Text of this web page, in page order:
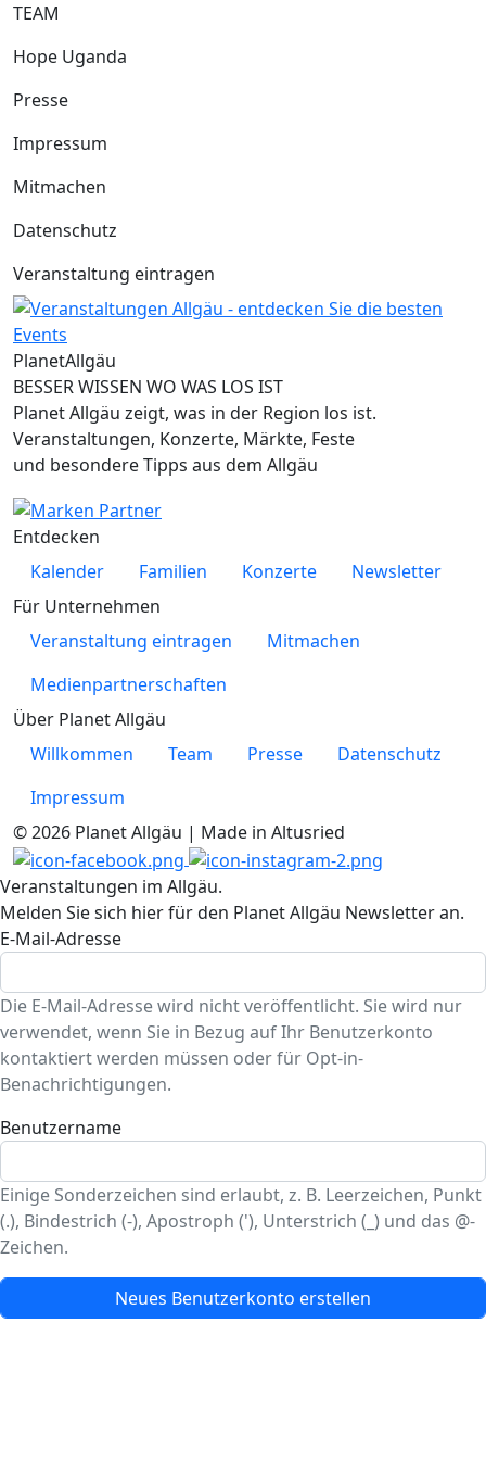
TEAM
Hope Uganda
Presse
Impressum
Mitmachen
Datenschutz
Veranstaltung eintragen
PlanetAllgäu
BESSER WISSEN WO WAS LOS IST
Planet Allgäu zeigt, was in der Region los ist.
Veranstaltungen, Konzerte, Märkte, Feste
und besondere Tipps aus dem Allgäu
Entdecken
Kalender
Familien Konzerte
Newsletter
Für Unternehmen
Veranstaltung eintragen
Mitmachen
Medienpartnerschaften
Über Planet Allgäu
Willkommen
Team Presse
Datenschutz
Impressum
© 2026 Planet Allgäu | Made in Altusried
Veranstaltungen im Allgäu.
Melden Sie sich hier für den Planet Allgäu Newsletter an.
E-Mail-Adresse
Die E-Mail-Adresse wird nicht veröffentlicht. Sie wird nur
verwendet, wenn Sie in Bezug auf Ihr Benutzerkonto
kontaktiert werden müssen oder für Opt-in-
Benachrichtigungen.
Benutzername
Einige Sonderzeichen sind erlaubt, z. B. Leerzeichen, Punkt
(.), Bindestrich (-), Apostroph ('), Unterstrich (_) und das @-
Zeichen.